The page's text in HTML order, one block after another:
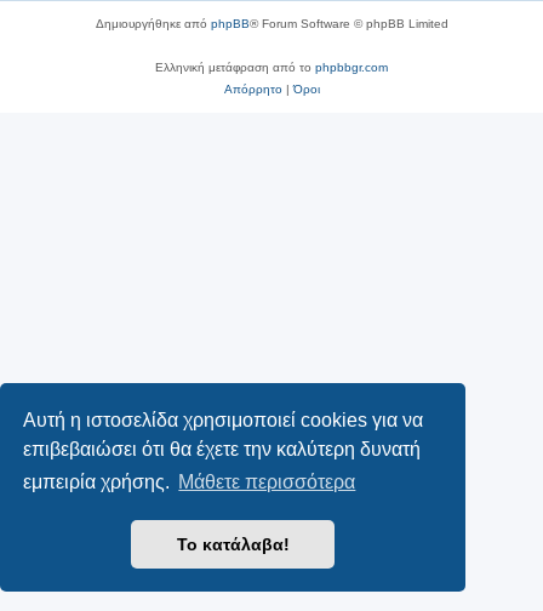
Αυτή η ιστοσελίδα χρησιμοποιεί cookies για να
επιβεβαιώσει ότι θα έχετε την καλύτερη δυνατή
εμπειρία χρήσης. Μάθετε περισσότερα
Το κατάλαβα!
Δημιουργήθηκε από phpBB® Forum Software © phpBB Limited
Ελληνική μετάφραση από το phpbbgr.com
Απόρρητο|Όροι